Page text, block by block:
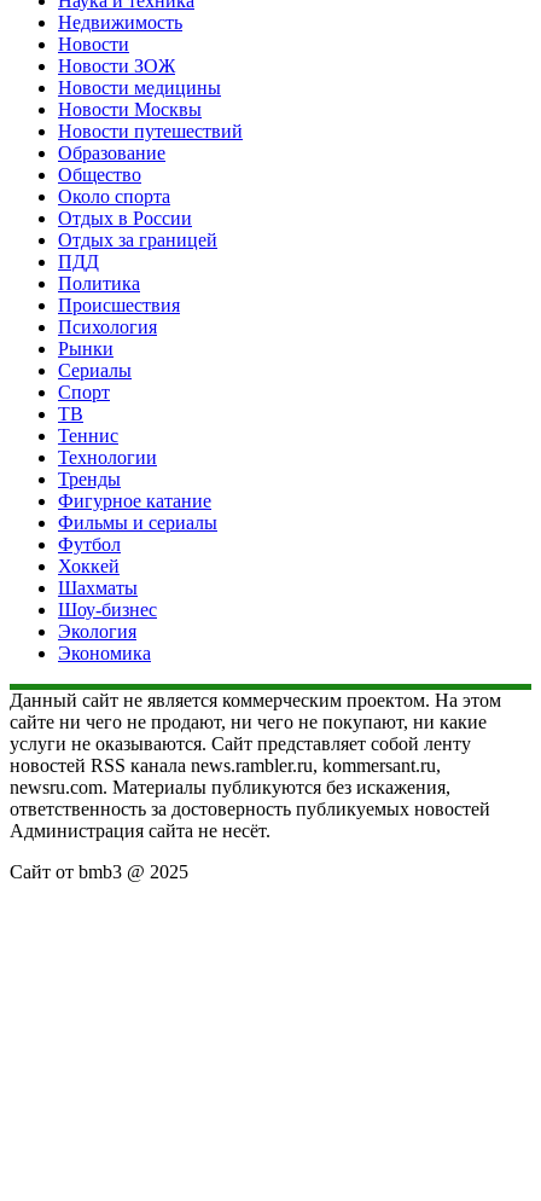
Недвижимость
Новости
Новости ЗОЖ
Новости медицины
Новости Москвы
Новости путешествий
Образование
Общество
Около спорта
Отдых в России
Отдых за границей
ПДД
Политика
Происшествия
Психология
Рынки
Сериалы
Спорт
ТВ
Теннис
Технологии
Тренды
Фигурное катание
Фильмы и сериалы
Футбол
Хоккей
Шахматы
Шоу-бизнес
Экология
Экономика
Данный сайт не является коммерческим проектом. На этом
сайте ни чего не продают, ни чего не покупают, ни какие
услуги не оказываются. Сайт представляет собой ленту
новостей RSS канала news.rambler.ru, kommersant.ru,
newsru.com. Материалы публикуются без искажения,
ответственность за достоверность публикуемых новостей
Администрация сайта не несёт.
Сайт от bmb3 @ 2025